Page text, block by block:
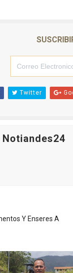
Twitter
Y Enseres A